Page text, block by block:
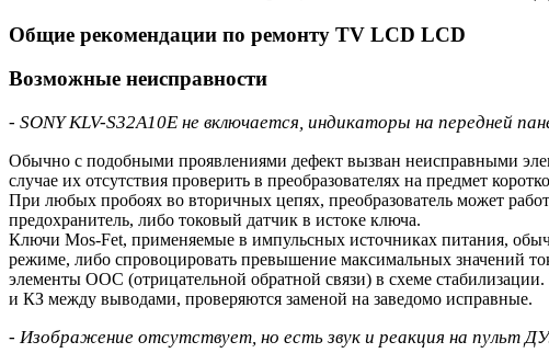
Общие рекомендации по ремонту TV LCD LCD
Возможные неисправности
- SONY KLV-S32A10E не включается, индикаторы на передней
Обычно с подобными проявлениями дефект вызван неисправными
случае их отсутствия проверить в преобразователях на предмет
При любых пробоях во вторичных цепях, преобразователь может
предохранитель, либо токовый датчик в истоке ключа.
Ключи Mos-Fet, применяемые в импульсных источниках питания,
режиме, либо спровоцировать превышение максимальных значений
элементы ООС (отрицательной обратной связи) в схеме
и КЗ между выводами, проверяются заменой на заведомо исправные.
- Изображение отсутствует, но есть звук и реакция на пульт